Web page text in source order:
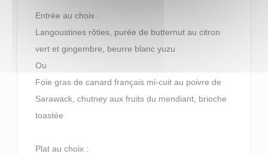
Entrée au choix :
Langoustines rôties, purée de butternut au citron
vert et gingembre, beurre blanc yuzu
Ou
Foie gras de canard français mi-cuit au poivre de
Sarawack, chutney aux fruits du mendiant, brioche
toastée
Plat au choix :